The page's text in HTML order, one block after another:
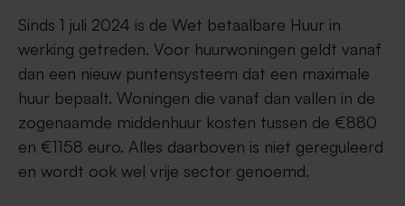
Sinds 1 juli 2024 is de Wet betaalbare Huur in
werking getreden. Voor huurwoningen geldt vanaf
dan een nieuw puntensysteem dat een maximale
huur bepaalt. Woningen die vanaf dan vallen in de
zogenaamde middenhuur kosten tussen de €880
en €1158 euro. Alles daarboven is niet gereguleerd
en wordt ook wel vrije sector genoemd.